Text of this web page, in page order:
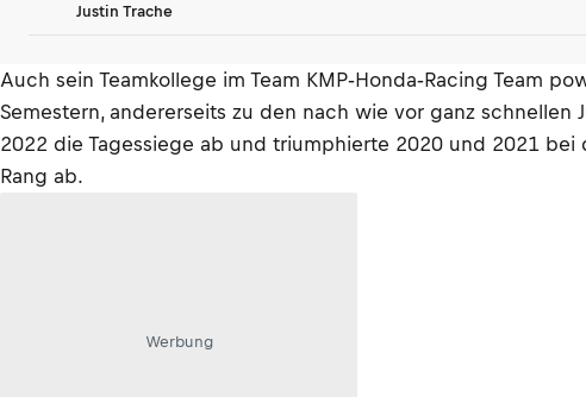
Justin Trache
Auch sein Teamkollege im Team KMP‐Honda‐Racing Team
Semestern, andererseits zu den nach wie vor ganz
2022 die Tagessiege ab und triumphierte 2020 und 2021
Rang ab.
Werbung